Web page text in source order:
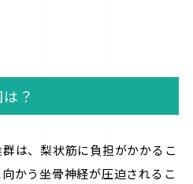
？
は、梨状筋に負担がかかるこ
かう坐骨神経が圧迫されるこ